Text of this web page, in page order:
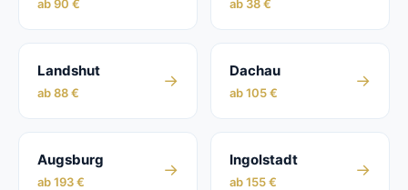
ab 90 € ab 38 €
Landshut
ab 88 €
→
Dachau
ab 105 €
→
Augsburg
ab 193 €
→
Ingolstadt
ab 155 €
→